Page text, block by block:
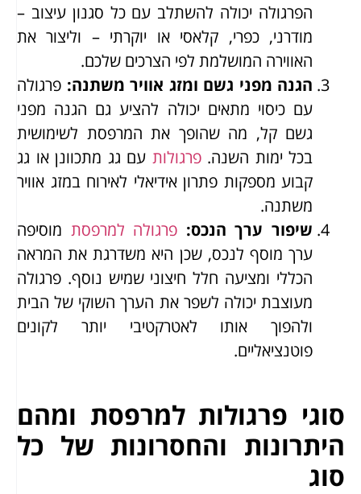
הפרגולה יכולה להשתלב עם כל סגנון עיצוב –
מודרני, כפרי, קלאסי או יוקרתי – וליצור את
האווירה המושלמת לפי הצרכים שלכם.
הגנה מפני גשם ומזג אוויר משתנה: פרגולה
עם כיסוי מתאים יכולה להציע גם הגנה מפני
גשם קל, מה שהופך את המרפסת לשימושית
בכל ימות השנה.פרגולות עם גג מתכוונן או גג
קבוע מספקות פתרון אידיאלי לאירוח במזג אוויר
משתנה.
שיפור ערך הנכס: פרגולה למרפסת מוסיפה
ערך מוסף לנכס, שכן היא משדרגת את המראה
הכללי ומציעה חלל חיצוני שמיש נוסף. פרגולה
מעוצבת יכולה לשפר את הערך השוקי של הבית
ולהפוך אותו לאטרקטיבי יותר לקונים
פוטנציאליים.
סוגי פרגולות למרפסת ומהם
היתרונות והחסרונות של כל
סוג